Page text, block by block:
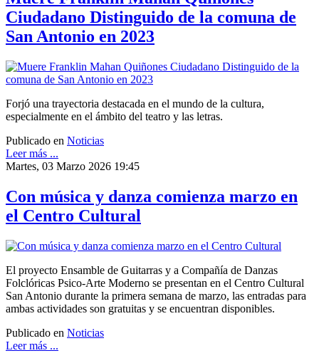
Ciudadano Distinguido de la comuna de
San Antonio en 2023
Forjó una trayectoria destacada en el mundo de la cultura,
especialmente en el ámbito del teatro y las letras.
Publicado en Noticias
Leer más ...
Martes, 03 Marzo 2026 19:45
Con música y danza comienza marzo en
el Centro Cultural
El proyecto Ensamble de Guitarras y a Compañía de Danzas
Folclóricas Psico-Arte Moderno se presentan en el Centro Cultural
San Antonio durante la primera semana de marzo, las entradas para
ambas actividades son gratuitas y se encuentran disponibles.
Publicado en Noticias
Leer más ...